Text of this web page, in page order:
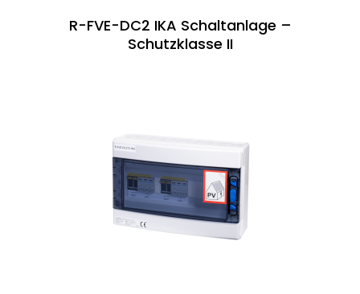
R-FVE-DC2 IKA Schaltanlage –
Schutzklasse II